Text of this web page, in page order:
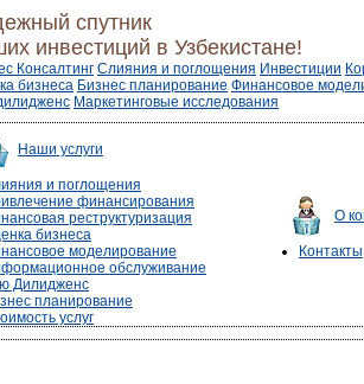
спутник
инвестиций в Узбекистане!
Консалтинг Слияния и поглощения Инвестиции
бизнеса Бизнес планирование Финансовое
Маркетинговые исследования
Наши услуги
и поглощения
финансирования
реструктуризация
бизнеса
моделирование
обслуживание
Дилидженс
планирование
услуг
О
Контакты